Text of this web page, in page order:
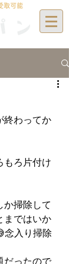
取可能
終わってか
もろ片付け
か掃除して
まではいか
念入り掃除
だったので